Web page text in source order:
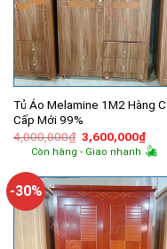
Tủ Áo Melamine 1M2 Hàng
Cấp Mới 99%
4,000,000₫ Giá
gốc
là:
3,600,000₫Giá
hiện
tại
Còn hàng - Giao nhanh
-30%